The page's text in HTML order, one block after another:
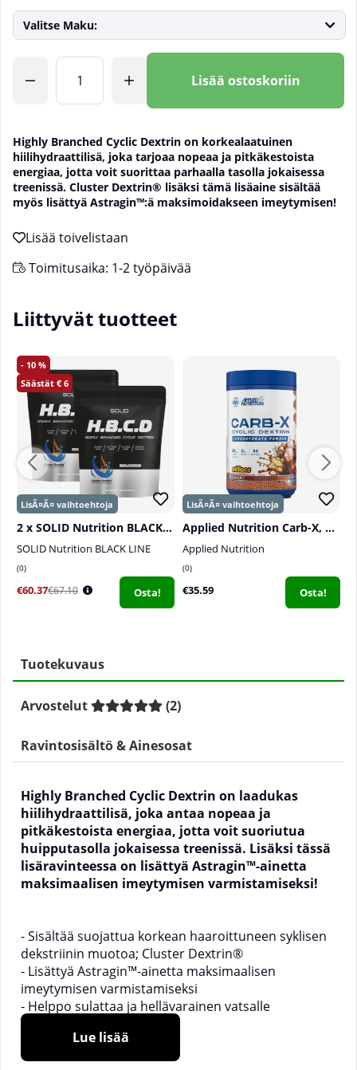
Valitse Maku:
Lisää ostoskoriin
Highly Branched Cyclic Dextrin on korkealaatuinen
hiilihydraattilisä, joka tarjoaa nopeaa ja pitkäkestoista
energiaa, jotta voit suorittaa parhaalla tasolla jokaisessa
treenissä. Cluster Dextrin® lisäksi tämä lisäaine sisältää
myös lisättyä Astragin™:ä maksimoidakseen imeytymisen!
Toimitusaika: 1-2 työpäivää
Liittyvät tuotteet
10
6
2 x SOLID Nutrition BLACK LINE H.B.C.D, 900 g
SOLID Nutrition BLACK LINE
0
€60.37€67.10 Osta!
Applied Nutrition Carb-X, 1200 g
Applied Nutrition
0
€35.59 Osta!
Tuotekuvaus
Arvostelut (2)
Ravintosisältö & Ainesosat
Highly Branched Cyclic Dextrin on laadukas
hiilihydraattilisä, joka antaa nopeaa ja
pitkäkestoista energiaa, jotta voit suoriutua
huipputasolla jokaisessa treenissä. Lisäksi tässä
lisäravinteessa on lisättyä Astragin™-ainetta
maksimaalisen imeytymisen varmistamiseksi!
- Sisältää suojattua korkean haaroittuneen syklisen
dekstriinin muotoa; Cluster Dextrin®
- Lisättyä Astragin™-ainetta maksimaalisen
imeytymisen varmistamiseksi
- Helppo sulattaa ja hellävarainen vatsalle
- Nautitaan ennen, aikana ja/tai jälkeen treenin
Mikä on SOLID Nutrition BLACK LINE H.B.C.D?
Lue lisää